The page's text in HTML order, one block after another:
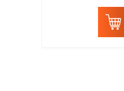
Материалы для